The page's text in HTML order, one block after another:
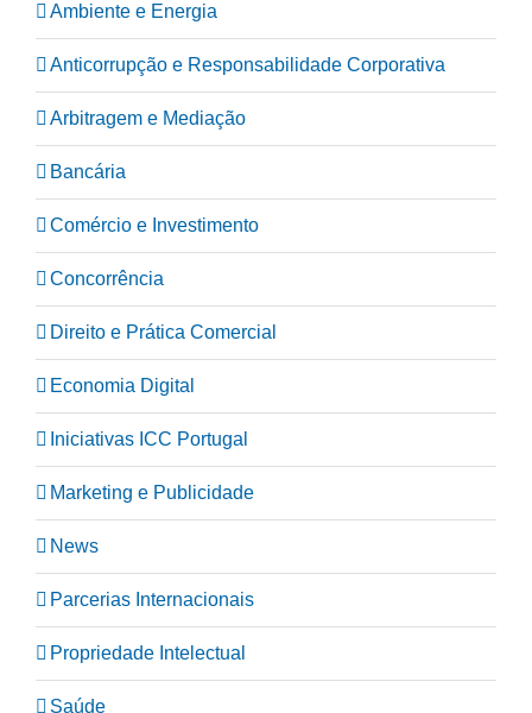
Ambiente e Energia
Anticorrupção e Responsabilidade Corporativa
Arbitragem e Mediação
Bancária
Comércio e Investimento
Concorrência
Direito e Prática Comercial
Economia Digital
Iniciativas ICC Portugal
Marketing e Publicidade
News
Parcerias Internacionais
Propriedade Intelectual
Saúde